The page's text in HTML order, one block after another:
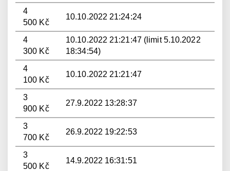
4
500 Kč
10.10.2022 21:24:24
4
300 Kč
10.10.2022 21:21:47 (limit 5.10.2022
18:34:54)
4
100 Kč
10.10.2022 21:21:47
3
900 Kč
27.9.2022 13:28:37
3
700 Kč
26.9.2022 19:22:53
3
500 Kč
14.9.2022 16:31:51